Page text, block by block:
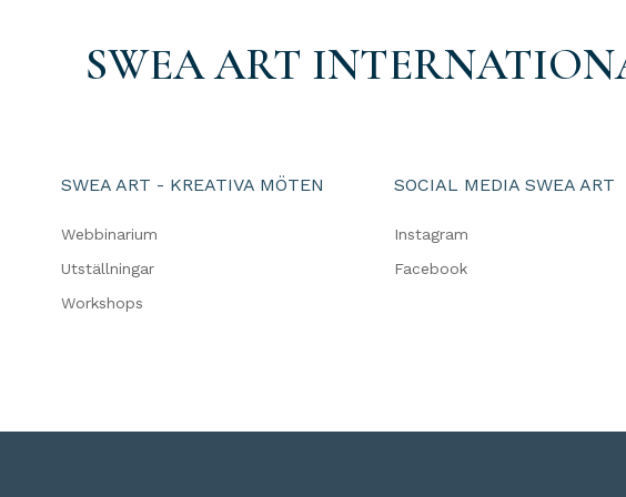
SWEA ART
SWEA ART - KREATIVA MÖTEN
Webbinarium
Utställningar
Workshops
SOCIAL MEDIA SWEA ART
Instagram
Facebook